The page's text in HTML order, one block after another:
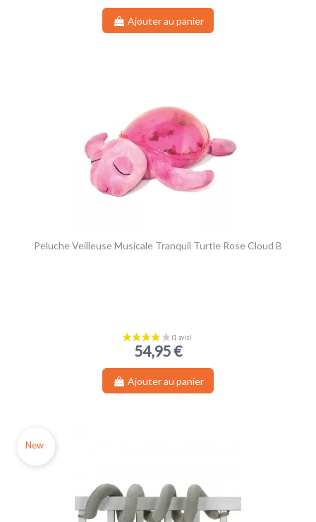
Ajouter au panier
Peluche Veilleuse Musicale Tranquil Turtle Rose Cloud B
54,95 €
Ajouter au panier
New